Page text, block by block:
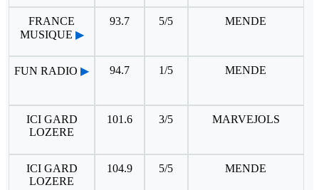
FRANCE
MUSIQUE ▶
93.7 5/5 MENDE
FUN RADIO ▶ 94.7 1/5 MENDE
ICI GARD
LOZERE
101.6 3/5 MARVEJOLS
ICI GARD
LOZERE
104.9 5/5 MENDE